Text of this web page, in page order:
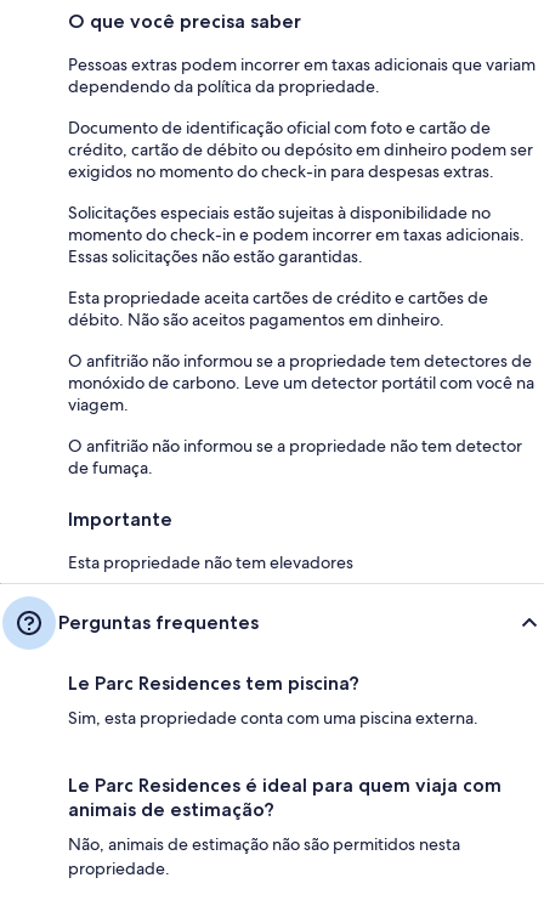
O que você precisa saber
Pessoas extras podem incorrer em taxas adicionais que variam
dependendo da política da propriedade.
Documento de identificação oficial com foto e cartão de
crédito, cartão de débito ou depósito em dinheiro podem ser
exigidos no momento do check-in para despesas extras.
Solicitações especiais estão sujeitas à disponibilidade no
momento do check-in e podem incorrer em taxas adicionais.
Essas solicitações não estão garantidas.
Esta propriedade aceita cartões de crédito e cartões de
débito. Não são aceitos pagamentos em dinheiro.
O anfitrião não informou se a propriedade tem detectores de
monóxido de carbono. Leve um detector portátil com você na
viagem.
O anfitrião não informou se a propriedade não tem detector
de fumaça.
Importante
Esta propriedade não tem elevadores
Perguntas frequentes
Le Parc Residences tem piscina?
Sim, esta propriedade conta com uma piscina externa.
Le Parc Residences é ideal para quem viaja com
animais de estimação?
Não, animais de estimação não são permitidos nesta
propriedade.